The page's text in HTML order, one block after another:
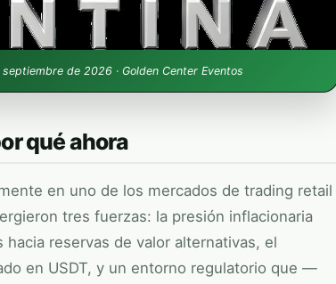
septiembre de 2026 · Golden Center Eventos
qué ahora
en uno de los mercados de trading retail
tres fuerzas: la presión inflacionaria
reservas de valor alternativas, el
en USDT, y un entorno regulatorio que —